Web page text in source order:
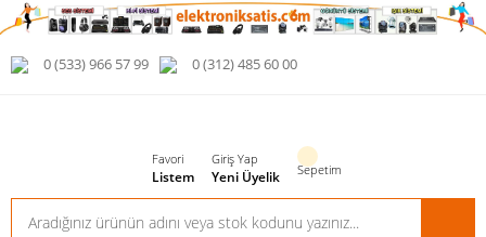
0 (533) 966 57 99 0 (312) 485 60 00
Favori
Listem
Giriş Yap
Yeni Üyelik Sepetim